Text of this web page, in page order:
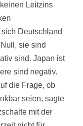
Leitzins
Deutschland
sie sind
sind. Japan ist
sind negativ.
die Frage, ob
seien, sagte
mit der